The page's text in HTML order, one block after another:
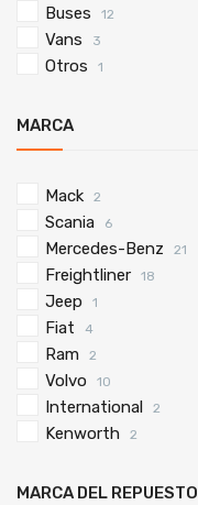
Buses 12
Vans 3
Otros 1
MARCA
Mack 2
Scania 6
Mercedes-Benz 21
Freightliner 18
Jeep 1
Fiat 4
Ram 2
Volvo 10
International 2
Kenworth 2
MARCA DEL REPUESTO